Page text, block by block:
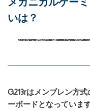
いは？
G213rはメンブレン方
ーボードとなっています